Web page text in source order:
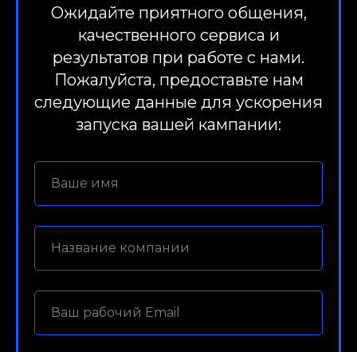
Ожидайте приятного общения,
качественного сервиса и
результатов при работе с нами.
Пожалуйста, предоставьте нам
следующие данные для ускорения
запуска вашей кампании: